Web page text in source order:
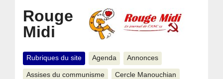
Rouge
Midi
Rubriques du site Agenda Annonces
Assises du communisme Cercle Manouchian